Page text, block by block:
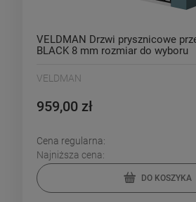
VELDMAN Drzwi prysznicowe
BLACK 8 mm rozmiar do wyboru
VELDMAN
959,00 zł
Cena regularna:
Najniższa cena:
DO KOSZYKA